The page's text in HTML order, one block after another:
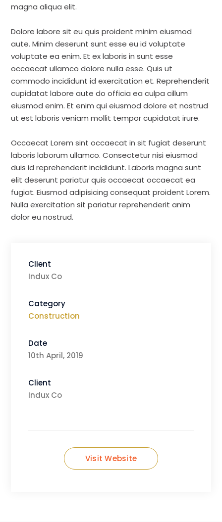
magna aliqua elit.
Dolore labore sit eu quis proident minim eiusmod
aute. Minim deserunt sunt esse eu id voluptate
voluptate ea enim. Et ex laboris in sunt esse
occaecat ullamco dolore nulla esse. Quis ut
commodo incididunt id exercitation et. Reprehenderit
cupidatat labore aute do officia ea culpa cillum
eiusmod enim. Et enim qui eiusmod dolore et nostrud
ut est laboris veniam mollit tempor cupidatat irure.
Occaecat Lorem sint occaecat in sit fugiat deserunt
laboris laborum ullamco. Consectetur nisi eiusmod
duis id reprehenderit incididunt. Laboris magna sunt
elit deserunt pariatur quis occaecat occaecat ea
fugiat. Eiusmod adipisicing consequat proident Lorem.
Nulla exercitation sit pariatur reprehenderit anim
dolor eu nostrud.
Client
Indux Co
Category
Construction
Date
10th April, 2019
Client
Indux Co
Visit Website